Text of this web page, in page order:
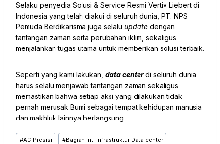
Selaku penyedia Solusi & Service Resmi Vertiv Liebert di
Indonesia yang telah diakui di seluruh dunia, PT. NPS
Pemuda Berdikarisma juga selalu update dengan
tantangan zaman serta perubahan iklim, sekaligus
menjalankan tugas utama untuk memberikan solusi terbaik.
Seperti yang kami lakukan, data centerdi seluruh dunia
harus selalu menjawab tantangan zaman sekaligus
memastikan bahwa setiap aksi yang dilakukan tidak
pernah merusak Bumi sebagai tempat kehidupan manusia
dan makhluk lainnya berlangsung.
#AC Presisi #Bagian Inti Infrastruktur Data center